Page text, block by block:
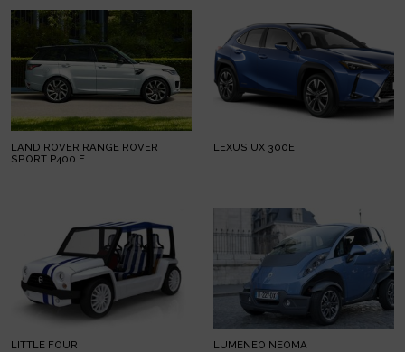
LAND ROVER RANGE ROVER
SPORT P400 E
LEXUS UX 300E
LITTLE FOUR LUMENEO NEOMA